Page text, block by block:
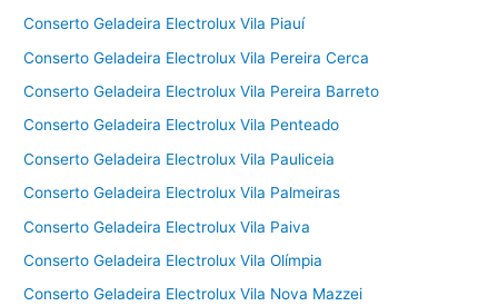
Conserto Geladeira Electrolux Vila Piauí
Conserto Geladeira Electrolux Vila Pereira Cerca
Conserto Geladeira Electrolux Vila Pereira Barreto
Conserto Geladeira Electrolux Vila Penteado
Conserto Geladeira Electrolux Vila Pauliceia
Conserto Geladeira Electrolux Vila Palmeiras
Conserto Geladeira Electrolux Vila Paiva
Conserto Geladeira Electrolux Vila Olímpia
Conserto Geladeira Electrolux Vila Nova Mazzei